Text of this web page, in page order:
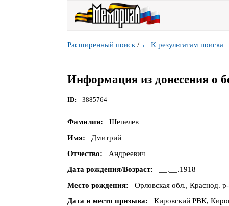
Расширенный поиск / ← К результатам поиска
Информация из донесения о
ID 3885764
Фамилия
Шепелев
Имя
Дмитрий
Отчество
Андреевич
Дата рождения/Возраст
__.__.1918
Место рождения
Орловская обл., Краснод.
Дата и место призыва
Кировский РВК,